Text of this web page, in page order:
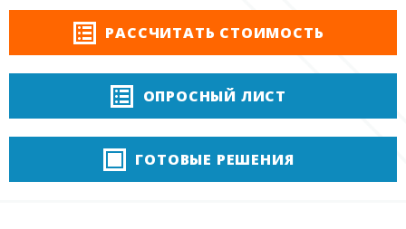
РАССЧИТАТЬ СТОИМОСТЬ
ОПРОСНЫЙ ЛИСТ
ГОТОВЫЕ РЕШЕНИЯ